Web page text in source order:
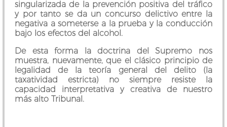
singularizada de la prevención positiva del tráfico
y por tanto se da un concurso delictivo entre la
negativa a someterse a la prueba y la conducción
bajo los efectos del alcohol.
De esta forma la doctrina del Supremo nos
muestra, nuevamente, que el clásico principio de
legalidad de la teoría general del delito (la
taxatividad estricta) no siempre resiste la
capacidad interpretativa y creativa de nuestro
más alto Tribunal.